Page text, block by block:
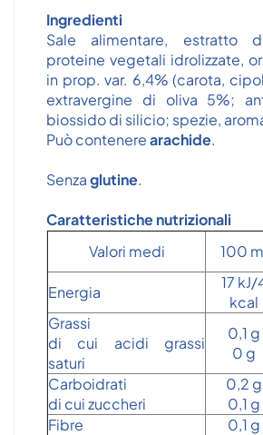
Ingredienti
Sale alimentare, estratto
proteine vegetali idrolizzate,
in prop. var. 6,4% (carota,
extravergine di oliva 5%;
biossido di silicio; spezie,
Può contenerearachide.
Senzaglutine.
Caratteristiche nutrizionali
Valori medi
100
Energia
17 kJ/
kcal
Grassi
di cui acidi grassi
saturi
0,1 g
0 g
Carboidrati
di cui zuccheri
0,2 g
0,1 g
Fibre
0,1 g